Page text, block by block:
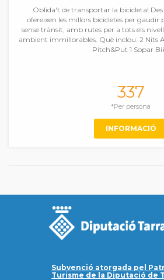
Oblida't de transportar la bicicleta!
ofereixen les millors bicicletes per gaudir
sense trànsit, amb rutes per a tots els
ambient immillorables. Què inclou: 2 Nits
Pitch&Put 1 Sopar
337
*Per persona
INFORMACIÓ
Subvenció atorgada pel
Turisme de la Diputació de